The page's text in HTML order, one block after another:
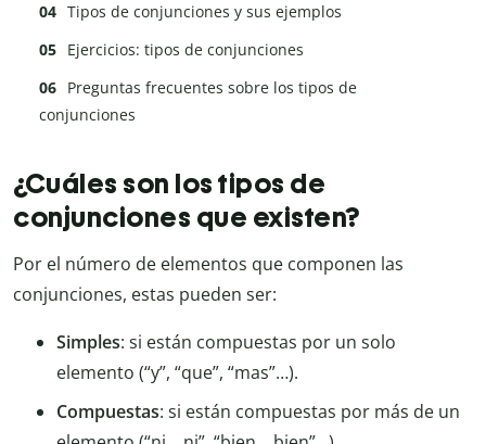
Tipos de conjunciones y sus ejemplos
Ejercicios: tipos de conjunciones
Preguntas frecuentes sobre los tipos de
conjunciones
¿Cuáles son los tipos de
conjunciones que existen?
Por el número de elementos que componen las
conjunciones, estas pueden ser:
Simples: si están compuestas por un solo
elemento (“y”, “que”, “mas”…).
Compuestas: si están compuestas por más de un